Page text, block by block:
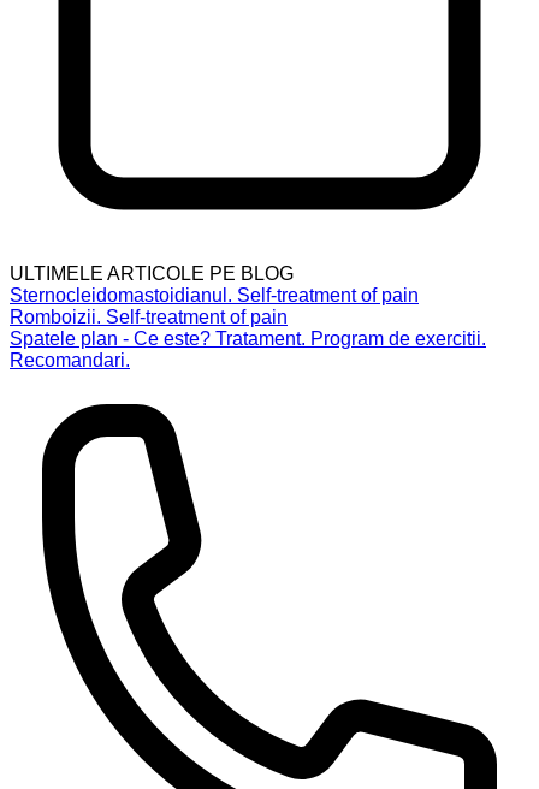
ULTIMELE ARTICOLE PE BLOG
Sternocleidomastoidianul. Self-treatment of pain
Romboizii. Self-treatment of pain
Spatele plan - Ce este? Tratament. Program de exercitii.
Recomandari.